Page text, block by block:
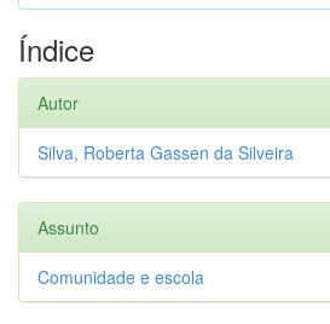
Índice
Autor
Silva, Roberta Gassen da Silveira
Assunto
Comunidade e escola